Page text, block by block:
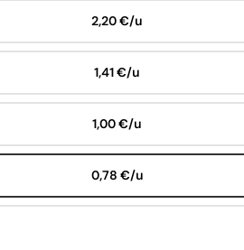
2,20 €/u
1,41 €/u
1,00 €/u
0,78 €/u